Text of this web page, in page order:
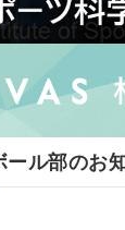
ール部のお